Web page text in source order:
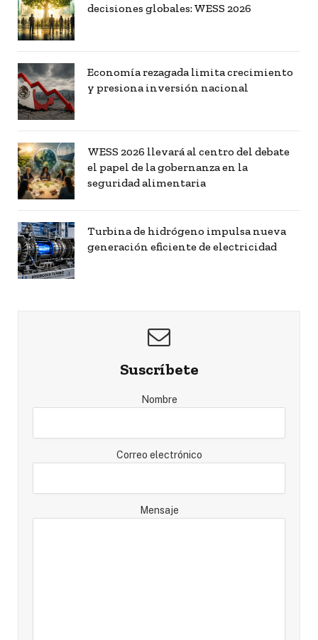
decisiones globales: WESS 2026
Economía rezagada limita crecimiento
y presiona inversión nacional
WESS 2026 llevará al centro del debate
el papel de la gobernanza en la
seguridad alimentaria
Turbina de hidrógeno impulsa nueva
generación eficiente de electricidad
Suscríbete
Nombre
Correo electrónico
Mensaje